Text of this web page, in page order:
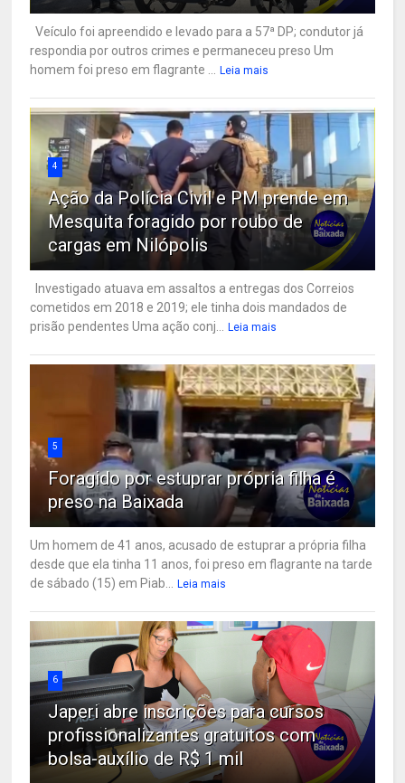
Veículo foi apreendido e levado para a 57ª DP; condutor já
respondia por outros crimes e permaneceu preso Um
homem foi preso em flagrante ...
Leia mais
4
Ação da Polícia Civil e PM prende em
Mesquita foragido por roubo de
cargas em Nilópolis
Investigado atuava em assaltos a entregas dos Correios
cometidos em 2018 e 2019; ele tinha dois mandados de
prisão pendentes Uma ação conj...
Leia mais
5
Foragido por estuprar própria filha é
preso na Baixada
Um homem de 41 anos, acusado de estuprar a própria filha
desde que ela tinha 11 anos, foi preso em flagrante na tarde
de sábado (15) em Piab...
Leia mais
6
Japeri abre inscrições para cursos
profissionalizantes gratuitos com
bolsa-auxílio de R$ 1 mil